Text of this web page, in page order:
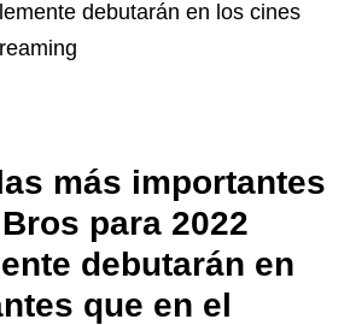
más importantes
para 2022
debutarán en
que en el